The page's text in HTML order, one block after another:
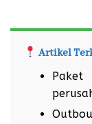
Artikel